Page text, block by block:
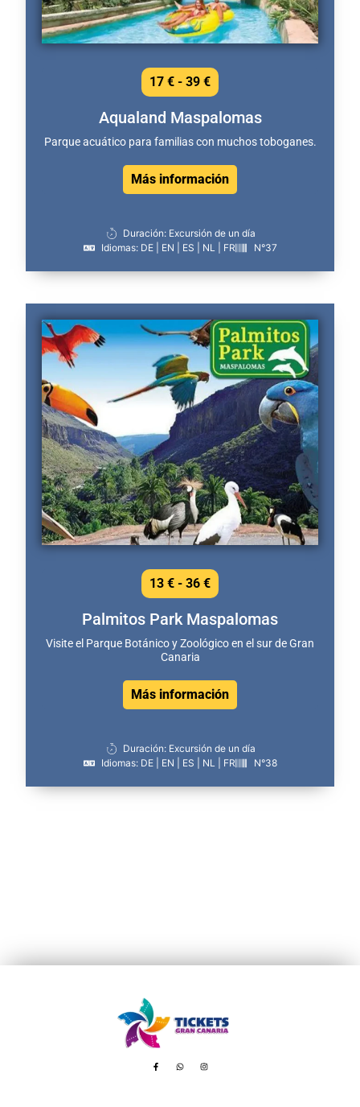
Aqualand Maspalomas
Parque acuático para familias con muchos toboganes.
Más información
17 € - 39 €
Duración: Excursión de un día
Idiomas: DE | EN | ES | NL | FR
N°37
Palmitos Park Maspalomas
Visite el Parque Botánico y Zoológico en el sur de Gran
Canaria
Más información
13 € - 36 €
Duración: Excursión de un día
Idiomas: DE | EN | ES | NL | FR
N°38